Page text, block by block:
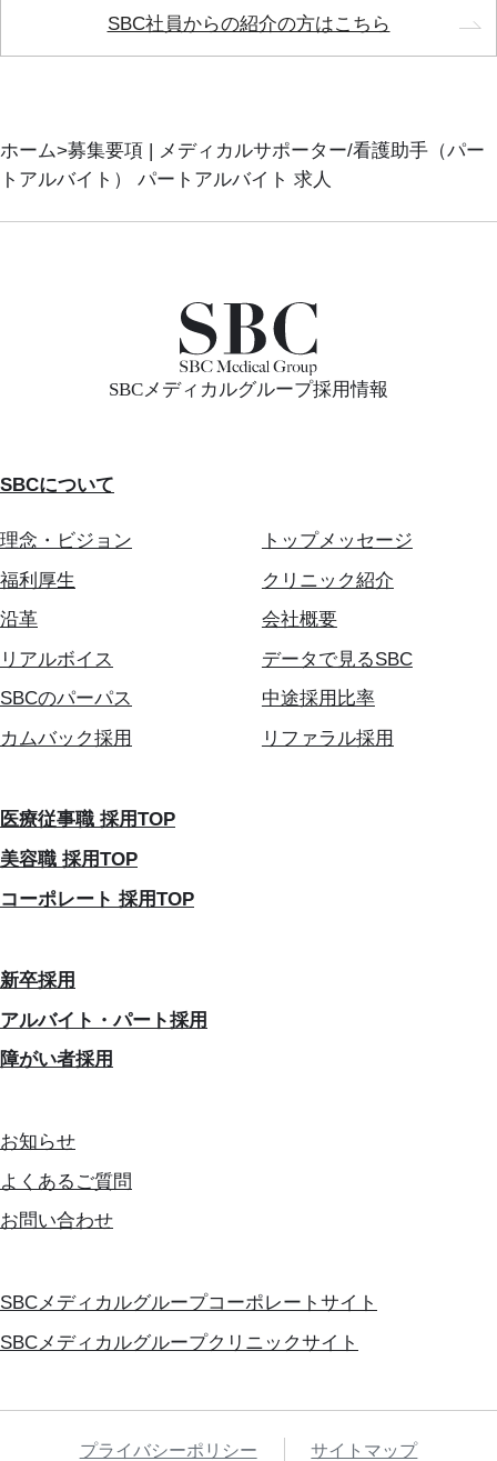
SBC社員からの紹介の方はこちら
ホーム 募集要項 | メディカルサポーター/看護助手（パー
トアルバイト） パートアルバイト 求人
SBCメディカルグループ採用情報
SBCについて
理念・ビジョン
トップメッセージ
福利厚生
クリニック紹介
沿革
会社概要
リアルボイス
データで見るSBC
SBCのパーパス
中途採用比率
カムバック採用
リファラル採用
医療従事職 採用TOP
美容職 採用TOP
コーポレート 採用TOP
新卒採用
アルバイト・パート採用
障がい者採用
お知らせ
よくあるご質問
お問い合わせ
SBCメディカルグループコーポレートサイト
SBCメディカルグループクリニックサイト
プライバシーポリシー サイトマップ